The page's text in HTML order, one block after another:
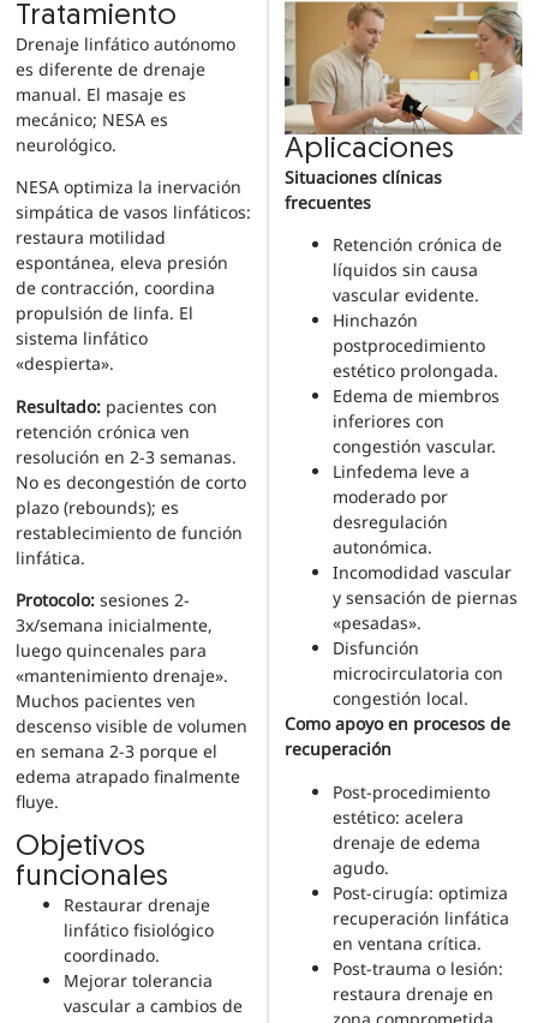
Tratamiento
Drenaje linfático autónomo
es diferente de drenaje
manual. El masaje es
mecánico; NESA es
neurológico.
NESA optimiza la inervación
simpática de vasos linfáticos:
restaura motilidad
espontánea, eleva presión
de contracción, coordina
propulsión de linfa. El
sistema linfático
«despierta».
Resultado: pacientes con
retención crónica ven
resolución en 2-3 semanas.
No es decongestión de corto
plazo (rebounds); es
restablecimiento de función
linfática.
Protocolo: sesiones 2-
3x/semana inicialmente,
luego quincenales para
«mantenimiento drenaje».
Muchos pacientes ven
descenso visible de volumen
en semana 2-3 porque el
edema atrapado finalmente
fluye.
Objetivos
funcionales
Restaurar drenaje
linfático fisiológico
coordinado.
Mejorar tolerancia
vascular a cambios de
Aplicaciones
Situaciones clínicas
frecuentes
Retención crónica de
líquidos sin causa
vascular evidente.
Hinchazón
postprocedimiento
estético prolongada.
Edema de miembros
inferiores con
congestión vascular.
Linfedema leve a
moderado por
desregulación
autonómica.
Incomodidad vascular
y sensación de piernas
«pesadas».
Disfunción
microcirculatoria con
congestión local.
Como apoyo en procesos de
recuperación
Post-procedimiento
estético: acelera
drenaje de edema
agudo.
Post-cirugía: optimiza
recuperación linfática
en ventana crítica.
Post-trauma o lesión:
restaura drenaje en